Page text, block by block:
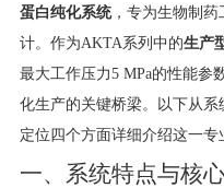
蛋白纯化系统，专为生物制药
计。作为AKTA系列中的生产
最大工作压力5 MPa的性能参
化生产的关键桥梁。以下从
定位四个方面详细介绍这一专
一、系统特点与核